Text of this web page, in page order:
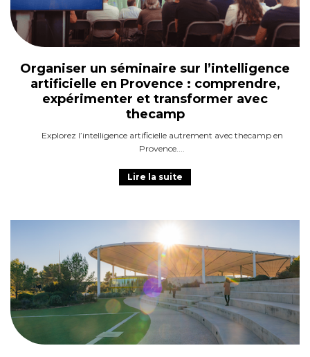
Organiser un séminaire sur l’intelligence
artificielle en Provence : comprendre,
expérimenter et transformer avec
thecamp
Explorez l’intelligence artificielle autrement avec thecamp en
Provence.
Lire la suite